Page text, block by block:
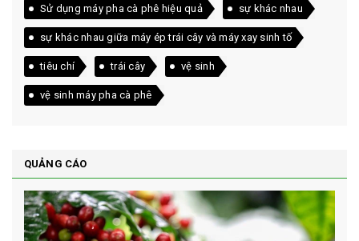
Sử dụng máy pha cà phê hiệu quả sự khác nhau
sự khác nhau giữa máy ép trái cây và máy xay sinh tố
tiêu chí trái cây vệ sinh
vệ sinh máy pha cà phê
QUẢNG CÁO